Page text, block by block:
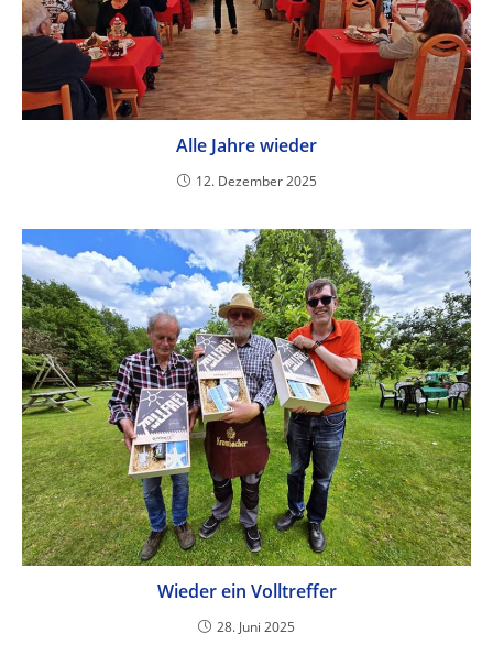
Alle Jahre wieder
12. Dezember 2025
Wieder ein Volltreffer
28. Juni 2025